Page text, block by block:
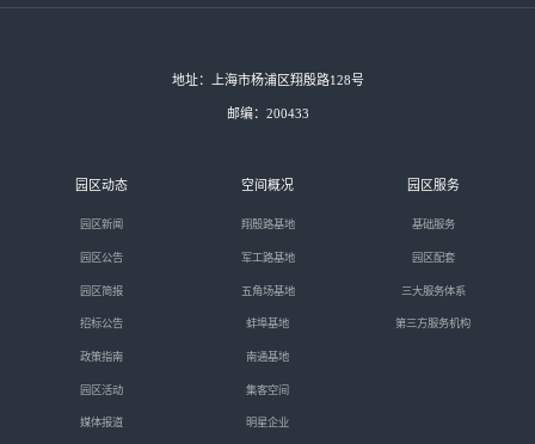
地址：上海市杨浦区翔殷路128号
邮编：200433
园区动态
园区新闻
园区公告
园区简报
招标公告
政策指南
园区活动
媒体报道
空间概况
翔殷路基地
军工路基地
五角场基地
蚌埠基地
南通基地
集客空间
明星企业
园区服务
基础服务
园区配套
三大服务体系
第三方服务机构